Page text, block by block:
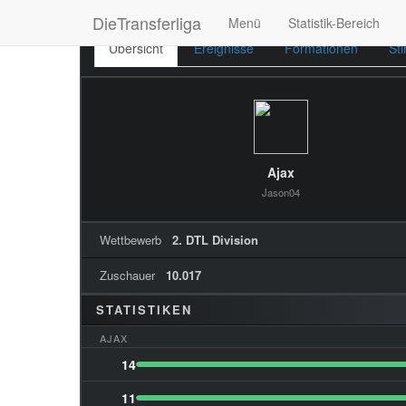
DieTransferliga Menü Statistik-Bereich
Übersicht
Ereignisse Formationen
Ajax
Jason04
Wettbewerb 2. DTL Division
Zuschauer 10.017
STATISTIKEN
AJAX
14
11